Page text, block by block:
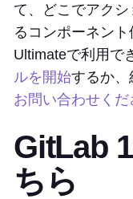
て、どこでアク
るコンポーネン
Ultimateで利用で
ルを開始するか、
お問い合わせくだ
GitLab
ちら